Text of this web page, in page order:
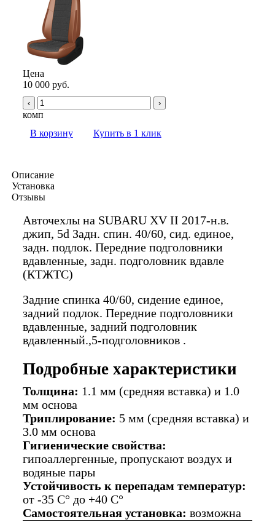
Цена
10 000 руб.
‹ ›
комп
В корзину
Купить в 1 клик
Описание
Установка
Отзывы
Авточехлы на SUBARU XV II 2017-н.в.
джип, 5d Задн. спин. 40/60, сид. единое,
задн. подлок. Передние подголовники
вдавленные, задн. подголовник вдавле
(КТЖТС)
Задние спинка 40/60, сидение единое,
задний подлок. Передние подголовники
вдавленные, задний подголовник
вдавленный.,5-подголовников .
Подробные характеристики
Толщина: 1.1 мм (средняя вставка) и 1.0
мм основа
Триплирование: 5 мм (средняя вставка) и
3.0 мм основа
Гигиенические свойства:
гипоаллергенные, пропускают воздух и
водяные пары
Устойчивость к перепадам температур:
от -35 C° до +40 C°
Самостоятельная установка: возможна